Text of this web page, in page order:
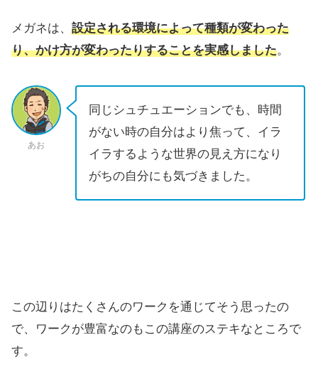
メガネは、 設定される環境によって種類が変わった
り、かけ方が変わったりすることを実感しました。
あお
同じシュチュエーションでも、時間
がない時の自分はより焦って、イラ
イラするような世界の見え方になり
がちの自分にも気づきました。
この辺りはたくさんのワークを通じてそう思ったの
で、ワークが豊富なのもこの講座のステキなところで
す。